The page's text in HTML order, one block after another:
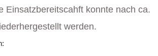
Einsatzbereitscahft konnte nach ca.
werden.